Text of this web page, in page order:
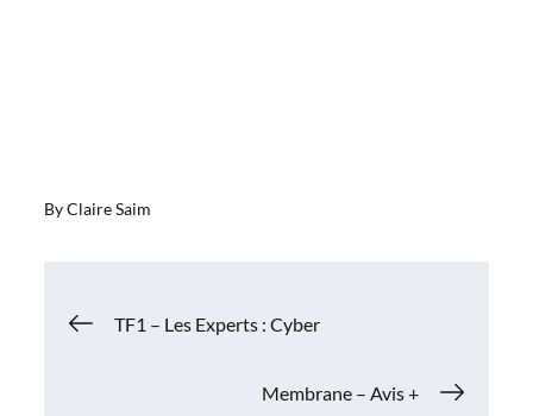
ByClaire Saim
Navigation
TF1 – Les Experts : Cyber
Membrane – Avis +